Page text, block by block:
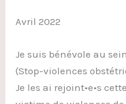
Avril 2022
Je suis bénévole au
(Stop-violences
Je les ai rejoint•e•s